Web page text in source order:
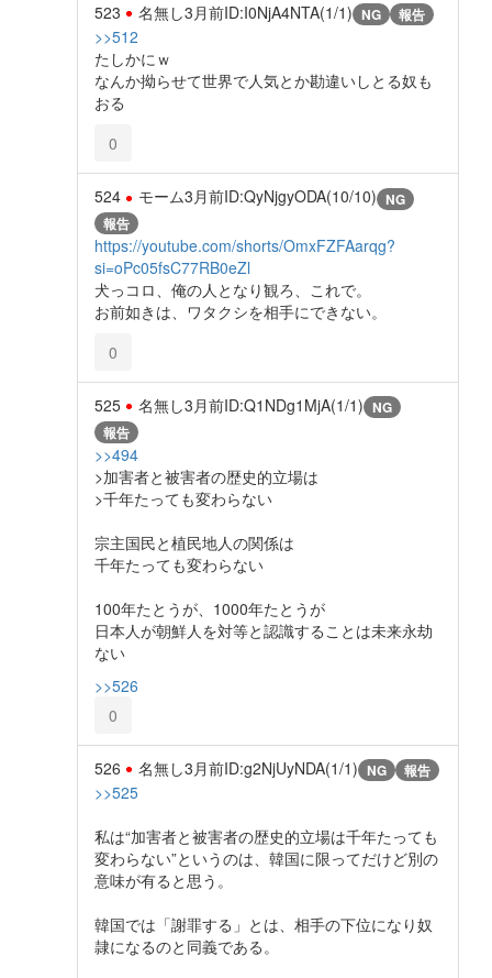
523 名無し3月前ID:I0NjA4NTA(1/1) NG 報告
>>512
たしかにｗ
なんか拗らせて世界で人気とか勘違いしとる奴も
おる
0
524 モーム3月前ID:QyNjgyODA(10/10) NG
報告
https://youtube.com/shorts/OmxFZFAarqg?
si=oPc05fsC77RB0eZl
犬っコロ、俺の人となり観ろ、これで。
お前如きは、ワタクシを相手にできない。
0
525 名無し3月前ID:Q1NDg1MjA(1/1) NG
報告
>>494
>加害者と被害者の歴史的立場は
>千年たっても変わらない
宗主国民と植民地人の関係は
千年たっても変わらない
100年たとうが、1000年たとうが
日本人が朝鮮人を対等と認識することは未来永劫
ない
>>526
0
526 名無し3月前ID:g2NjUyNDA(1/1) NG 報告
>>525
私は“加害者と被害者の歴史的立場は千年たっても
変わらない”というのは、韓国に限ってだけど別の
意味が有ると思う。
韓国では「謝罪する」とは、相手の下位になり奴
隷になるのと同義である。